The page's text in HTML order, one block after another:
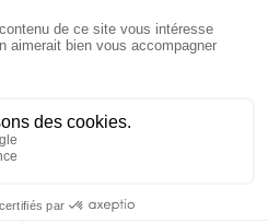
en Uruguay, Argentine et